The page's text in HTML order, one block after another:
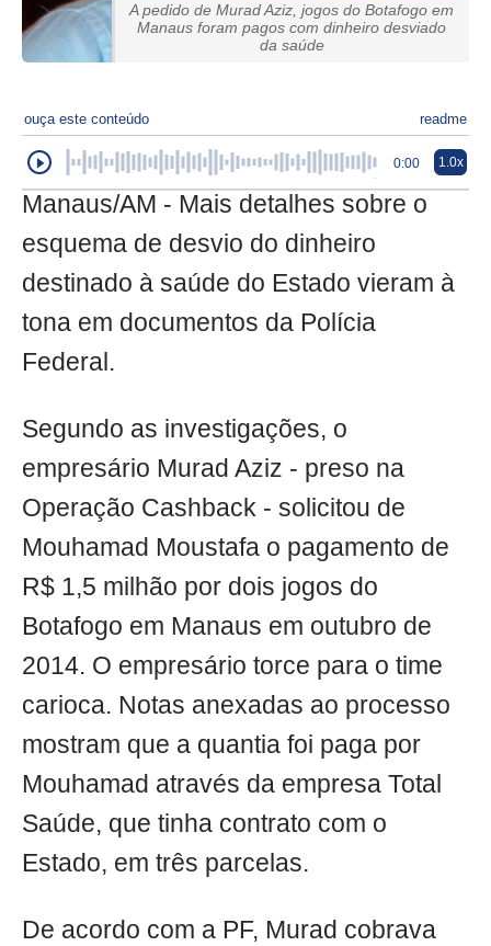
A pedido de Murad Aziz, jogos do Botafogo em
Manaus foram pagos com dinheiro desviado
da saúde
ouça este conteúdo readme
0:00 1.0x
Manaus/AM - Mais detalhes sobre o
esquema de desvio do dinheiro
destinado à saúde do Estado vieram à
tona em documentos da Polícia
Federal.
Segundo as investigações, o
empresário Murad Aziz - preso na
Operação Cashback - solicitou de
Mouhamad Moustafa o pagamento de
R$ 1,5 milhão por dois jogos do
Botafogo em Manaus em outubro de
2014. O empresário torce para o time
carioca. Notas anexadas ao processo
mostram que a quantia foi paga por
Mouhamad através da empresa Total
Saúde, que tinha contrato com o
Estado, em três parcelas.
De acordo com a PF, Murad cobrava